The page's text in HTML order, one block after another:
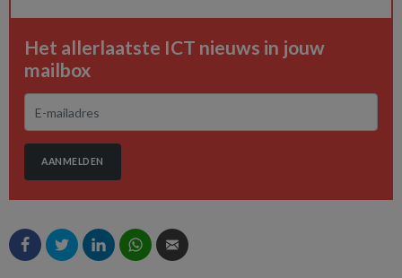
Het allerlaatste ICT nieuws in jouw
mailbox
AANMELDEN